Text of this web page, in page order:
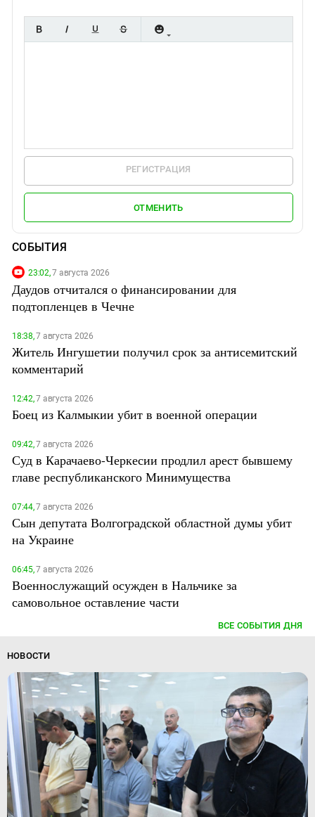
РЕГИСТРАЦИЯ
ОТМЕНИТЬ
СОБЫТИЯ
23:02,7 августа 2026
Даудов отчитался о финансировании для
подтопленцев в Чечне
18:38,7 августа 2026
Житель Ингушетии получил срок за антисемитский
комментарий
12:42,7 августа 2026
Боец из Калмыкии убит в военной операции
09:42,7 августа 2026
Суд в Карачаево-Черкесии продлил арест бывшему
главе республиканского Минимущества
07:44,7 августа 2026
Сын депутата Волгоградской областной думы убит
на Украине
06:45,7 августа 2026
Военнослужащий осужден в Нальчике за
самовольное оставление части
ВСЕ СОБЫТИЯ ДНЯ
НОВОСТИ